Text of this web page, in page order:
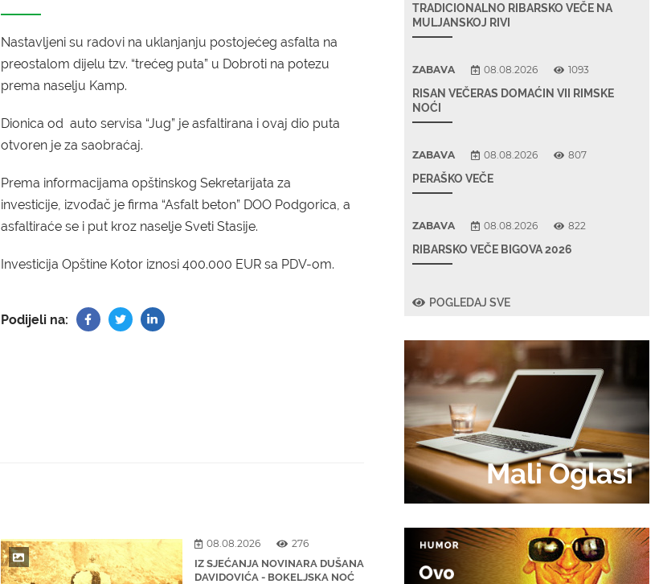
Nastavljeni su radovi na uklanjanju postojećeg asfalta na
preostalom dijelu tzv. “trećeg puta” u Dobroti na potezu
prema naselju Kamp.
Dionica od auto servisa “Jug” je asfaltirana i ovaj dio puta
otvoren je za saobraćaj.
Prema informacijama opštinskog Sekretarijata za
investicije, izvođač je firma “Asfalt beton” DOO Podgorica, a
asfaltiraće se i put kroz naselje Sveti Stasije.
Investicija Opštine Kotor iznosi 400.000 EUR sa PDV-om.
Podijeli na:
08.08.2026
276
IZ SJEĆANJA NOVINARA DUŠANA
DAVIDOVIĆA - BOKELJSKA NOĆ
TRADICIONALNO RIBARSKO VEČE NA
MULJANSKOJ RIVI
ZABAVA 08.08.2026 1093
RISAN VEČERAS DOMAĆIN VII RIMSKE
NOĆI
ZABAVA 08.08.2026 807
PERAŠKO VEČE
ZABAVA 08.08.2026 822
RIBARSKO VEČE BIGOVA 2026
POGLEDAJ SVE
Mali Oglasi